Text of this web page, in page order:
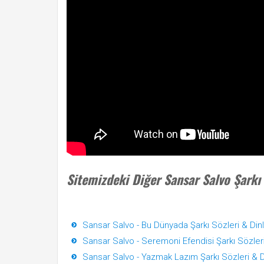
Sitemizdeki Diğer Sansar Salvo
Sansar Salvo - Bu Dünyada Şarkı Sözleri &
Sansar Salvo - Seremoni Efendisi Şarkı
Sansar Salvo - Yazmak Lazım Şarkı Sözleri &